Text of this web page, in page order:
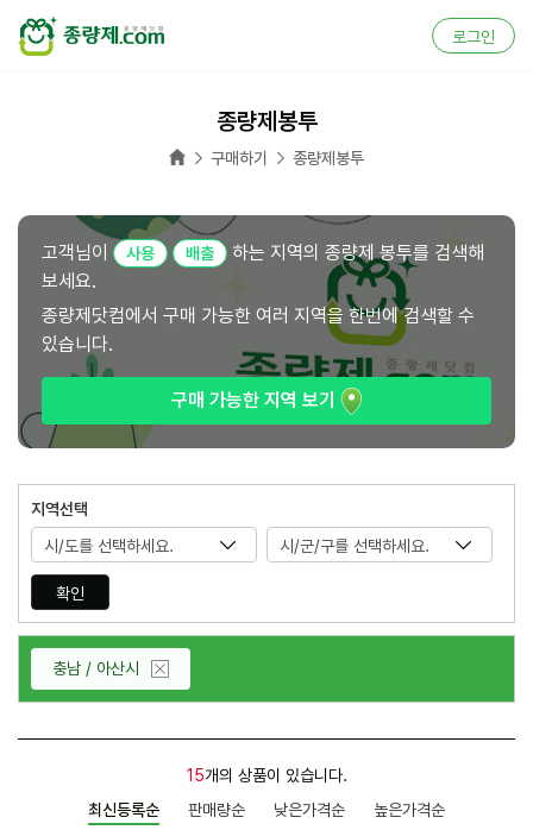
로그인
종량제봉투
홈 구매하기  종량제봉투
고객님이 사용 배출
하는 지역의 종량제 봉투를 검색해
보세요.
종량제닷컴에서 구매 가능한 여러 지역을 한번에 검색할 수
있습니다.
구매 가능한 지역 보기
지역선택
확인
충남 / 아산시
닫
기
15개의 상품이 있습니다.
최신등록순
판매량순 낮은가격순 높은가격순